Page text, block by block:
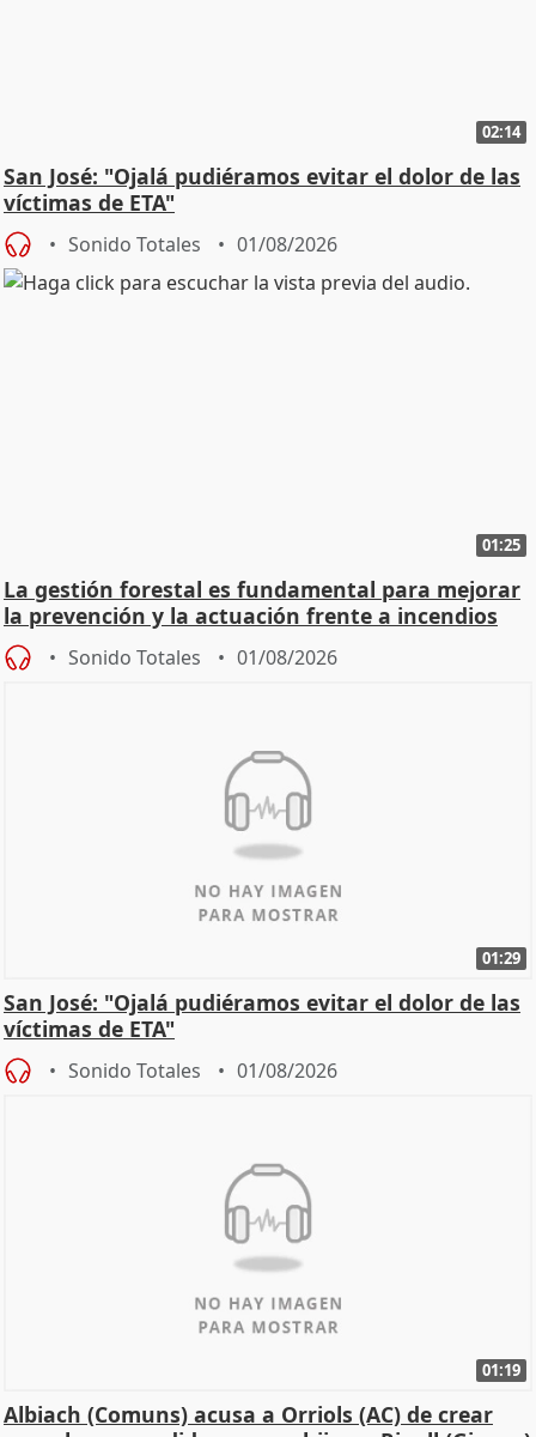
02:14
San José: "Ojalá pudiéramos evitar el dolor de las
víctimas de ETA"
Sonido Totales 01/08/2026
01:25
La gestión forestal es fundamental para mejorar
la prevención y la actuación frente a incendios
Sonido Totales 01/08/2026
01:29
San José: "Ojalá pudiéramos evitar el dolor de las
víctimas de ETA"
Sonido Totales 01/08/2026
01:19
Albiach (Comuns) acusa a Orriols (AC) de crear